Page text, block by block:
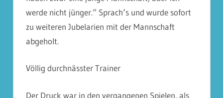
werde nicht jünger.“ Sprach‘s und wurde sofort
zu weiteren Jubelarien mit der Mannschaft
abgeholt.
Völlig durchnässter Trainer
Der Druck war in den vergangenen Spielen, als